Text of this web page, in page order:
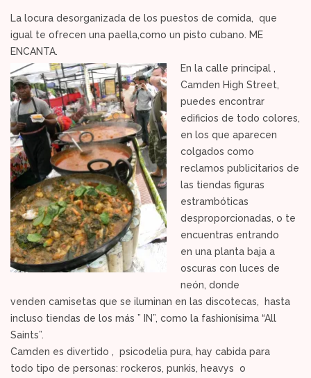
La locura desorganizada de los puestos de comida, que
igual te ofrecen una paella,como un pisto cubano. ME
ENCANTA.
En la calle principal ,
Camden High Street,
puedes encontrar
edificios de todo colores,
en los que aparecen
colgados como
reclamos publicitarios de
las tiendas figuras
estrambóticas
desproporcionadas, o te
encuentras entrando
en una planta baja a
oscuras con luces de
neón, donde
venden camisetas que se iluminan en las discotecas, hasta
incluso tiendas de los más ” IN”, como la fashionísima “All
Saints”.
Camden es divertido , psicodelia pura, hay cabida para
todo tipo de personas: rockeros, punkis, heavys o